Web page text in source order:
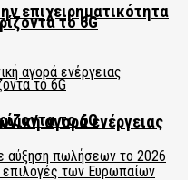
το 6G
αγορά ενέργειας
επιχειρηματικότητα
το 6G